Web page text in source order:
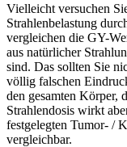
Vielleicht versuchen
Strahlenbelastung
vergleichen die GY-
aus natürlicher
sind. Das sollten Sie
völlig falschen
den gesamten Körper,
Strahlendosis wirkt
festgelegten Tumor- /
vergleichbar.